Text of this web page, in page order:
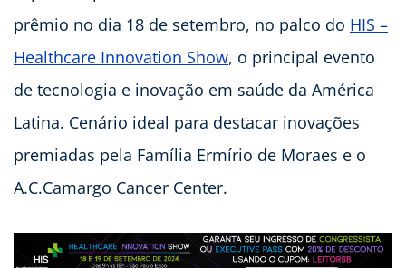
prêmio no dia 18 de setembro, no palco do HIS –
Healthcare Innovation Show, o principal evento
de tecnologia e inovação em saúde da América
Latina. Cenário ideal para destacar inovações
premiadas pela Família Ermírio de Moraes e o
A.C.Camargo Cancer Center.